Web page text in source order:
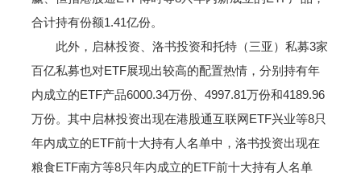
合计持有份额1.41亿份。
此外，启林投资、洛书投资和托特（三亚）私募3家
百亿私募也对ETF展现出较高的配置热情，分别持有年
内成立的ETF产品6000.34万份、4997.81万份和4189.96
万份。其中启林投资出现在港股通互联网ETF兴业等8只
年内成立的ETF前十大持有人名单中，洛书投资出现在
粮食ETF南方等8只年内成立的ETF前十大持有人名单